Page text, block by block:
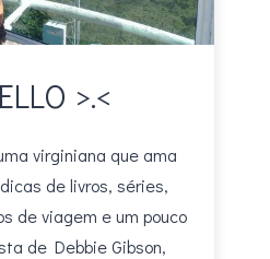
>.<
virginiana que ama
de livros, séries,
de viagem e um pouco
de Debbie Gibson,